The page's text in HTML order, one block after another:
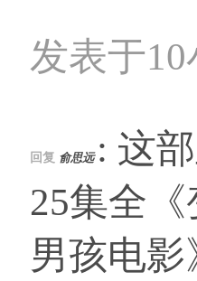
发表于
回复 俞思远 : 这
25集全
男孩电